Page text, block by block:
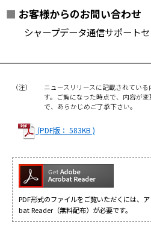
■ お客様からのお問い合わせ
シャープデータ通信サポート
（注）
ニュースリリースに記載されてい
す。ご覧になった時点で、内容が
で、あらかじめご了承下さい。
(PDF版： 583KB )
PDF形式のファイルをご覧いただくには、
bat Reader（無料配布）が必要です。